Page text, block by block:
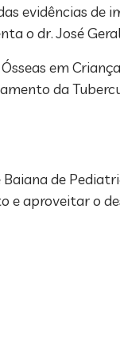
evidências de
o dr. José
em
da
de
e aproveitar o